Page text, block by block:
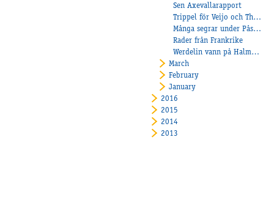
Sen Axevallarapport
Trippel för Veijo och The Black Girl fortsätter vinna!
Många segrar under Påskhelgen!
Rader från Frankrike
Werdelin vann på Halmstadtravet
March
February
January
2016
2015
2014
2013